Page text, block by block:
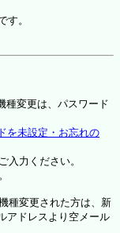
す。
種変更は、パスワード
を未設定・お忘れの
入力ください。
種変更された方は、新
アドレスより空メール